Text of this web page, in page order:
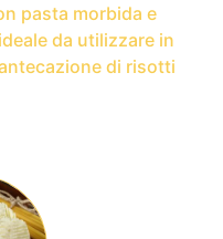
pasta morbida e
da utilizzare in
di risotti